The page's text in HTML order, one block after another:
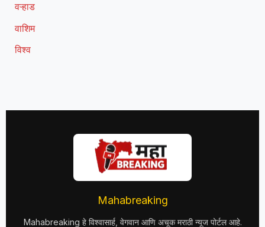
वऱ्हाड
वाशिम
विश्व
Mahabreaking
Mahabreaking हे विश्वासार्ह, वेगवान आणि अचूक मराठी न्यूज पोर्टल आहे.